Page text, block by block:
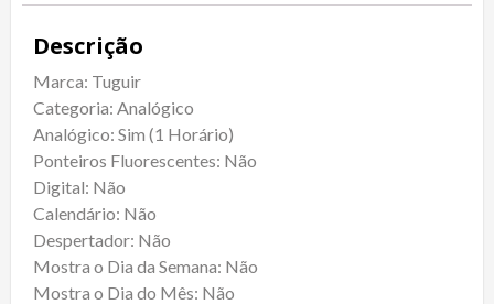
Descrição
Marca: Tuguir
Categoria: Analógico
Analógico: Sim (1 Horário)
Ponteiros Fluorescentes: Não
Digital: Não
Calendário: Não
Despertador: Não
Mostra o Dia da Semana: Não
Mostra o Dia do Mês: Não